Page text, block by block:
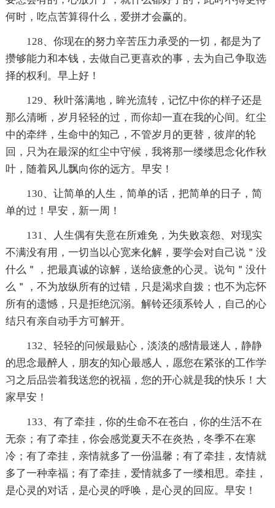
何时，吃点苦算得什么，爱拼才会赢的。
128、你现在的努力辛苦压力承受的一切，都是为了
攒够能力和本钱，去做自己更喜欢的事，去为自己争取选
择的权利。早上好！
129、秋叶落满地，眸光流转，记忆中你的样子还是
那么清晰，岁月轻轻的过，而你却一直在我的心间。红尘
中的牵绊，生命中的知己，不管岁月的更替，彼岸的轮
回，只为在最深的红尘中守候，我将那一缕缕思念化作秋
叶，随着风儿飘向你的远方。早安！
130、让简单的人生，简单的话，把简单的日子，简
单的过！早安，新一周！
131、人生偶有失意在所难免，为失败哀怨、对现实
不满没有用，一切当以心宽来化解，要学会对自己说＂没
什么＂，把最真诚的谅解，送给疲惫的心灵。说句＂没什
么＂，不为放纵所有的过错，只是渴求自拨；也不为忘怀
所有的遗憾，只是拒绝沉溺。解铃还须系铃人，自己的心
结只有亲自动手方可解开。
132、轻轻的问候最贴心，淡淡的感情最迷人，静静
的思念最醉人，朋友的知心最感人，愿您在紧张的工作学
习之后品尝着我送您的祝福，您的开心就是我的快乐！大
家早安！
133、有了牵挂，你的生命不在苍白，你的生活不在
无奈；有了牵挂，你会感觉夏天不在炎热，冬季不在寒
冷；有了牵挂，亲情就多了一份温馨；有了牵挂，友情就
多了一种幸福；有了牵挂，爱情就多了一缕相思。牵挂，
是心灵的对话，是心灵的呼唤，是心灵的回应。早安！